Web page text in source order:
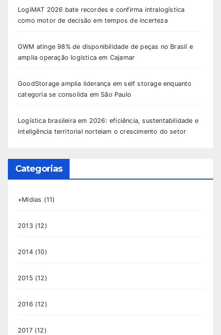
LogiMAT 2026 bate recordes e confirma intralogística
como motor de decisão em tempos de incerteza
GWM atinge 98% de disponibilidade de peças no Brasil e
amplia operação logística em Cajamar
GoodStorage amplia liderança em self storage enquanto
categoria se consolida em São Paulo
Logística brasileira em 2026: eficiência, sustentabilidade e
inteligência territorial norteiam o crescimento do setor
Categorias
+Mídias (11)
2013(12)
2014(10)
2015 (12)
2016 (12)
2017(12)